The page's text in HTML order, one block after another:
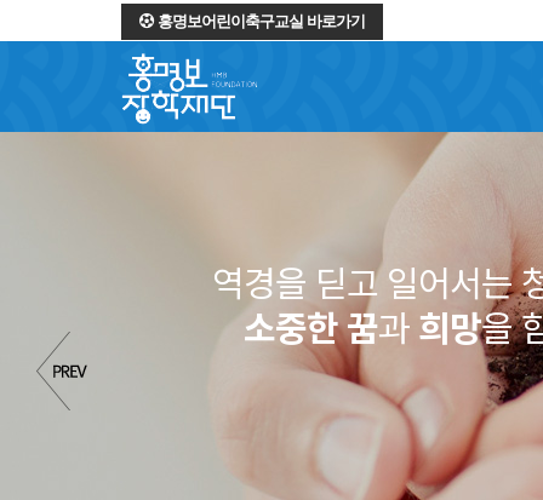
홍명보어린이축구교실 바로가기
역경을 딛고 일어서는
소중한 꿈과희망을